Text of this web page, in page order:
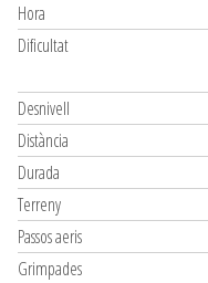
Hora
Dificultat
Desnivell
Distància
Durada
Terreny
Passos aeris
Grimpades